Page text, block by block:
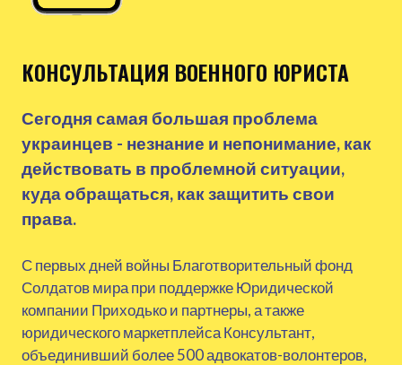
КОНСУЛЬТАЦИЯ ВОЕННОГО ЮРИСТА
Сегодня самая большая проблема
украинцев - незнание и непонимание, как
действовать в проблемной ситуации,
куда обращаться, как защитить свои
права.
С первых дней войны Благотворительный фонд
Солдатов мира при поддержке Юридической
компании Приходько и партнеры, а также
юридического маркетплейса Консультант,
объединивший более 500 адвокатов-волонтеров,